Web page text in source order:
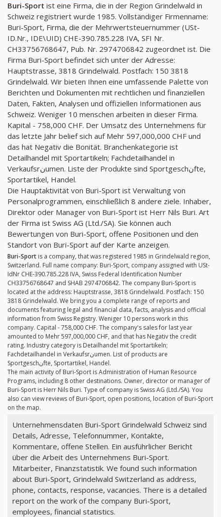
Buri-Sport ist eine Firma, die in der Region Grindelwald in
Schweiz registriert wurde 1985. Vollständiger Firmenname:
Buri-Sport, Firma, die der Mehrwertsteuernummer (USt-
ID.Nr., IDE\UID) CHE-390.785.228 IVA, SFI Nr.
CH33756768647, Pub. Nr. 2974706842 zugeordnet ist. Die
Firma Buri-Sport befindet sich unter der Adresse:
Hauptstrasse, 3818 Grindelwald. Postfach: 150 3818
Grindelwald. Wir bieten Ihnen eine umfassende Palette von
Berichten und Dokumenten mit rechtlichen und finanziellen
Daten, Fakten, Analysen und offiziellen Informationen aus
Schweiz. Weniger 10 menschen arbeiten in dieser Firma.
Kapital - 758,000 CHF. Der Umsatz des Unternehmens für
das letzte Jahr belief sich auf Mehr 597,000,000 CHF und
das hat Negativ die Bonität. Branchenkategorie ist
Detailhandel mit Sportartikeln; Fachdetailhandel in
Verkaufsrنumen. Liste der Produkte sind Sportgeschنfte,
Sportartikel, Handel.
Die Hauptaktivität von Buri-Sport ist Verwaltung von
Personalprogrammen, einschließlich 8 andere ziele. Inhaber,
Direktor oder Manager von Buri-Sport ist Herr Nils Buri. Art
der Firma ist Swiss AG (Ltd./SA). Sie können auch
Bewertungen von Buri-Sport, offene Positionen und den
Standort von Buri-Sport auf der Karte anzeigen.
Buri-Sport is a company, that was registered 1985 in Grindelwald region,
Switzerland. Full name company: Buri-Sport, company assigned with USt-
IdNr CHE-390.785.228 IVA, Swiss Federal Identification Number
CH33756768647 and SHAB 2974706842. The company Buri-Sport is
located at the address: Hauptstrasse, 3818 Grindelwald. Postfach: 150
3818 Grindelwald. We bring you a complete range of reports and
documents featuring legal and financial data, facts, analysis and official
information from Swiss Registry. Weniger 10 persons work in this
company. Capital - 758,000 CHF. The company's sales for last year
amounted to Mehr 597,000,000 CHF, and that has Negativ the credit
rating. Industry category is Detailhandel mit Sportartikeln;
Fachdetailhandel in Verkaufsrنumen. List of products are
Sportgeschنfte, Sportartikel, Handel.
The main activity of Buri-Sport is Administration of Human Resource
Programs, including 8 other destinations. Owner, director or manager of
Buri-Sport is Herr Nils Buri. Type of company is Swiss AG (Ltd./SA). You
also can view reviews of Buri-Sport, open positions, location of Buri-Sport
on the map.
Unternehmensdaten Buri-Sport Grindelwald Schweiz sind
Details, Adresse, Telefonnummer, Kontakte,
Kommentare, offene Stellen. Ein ausführlicher Bericht
über die Arbeit des Unternehmens Buri-Sport.
Mitarbeiter, Finanzstatistik. We found such information
about Buri-Sport, Grindelwald Switzerland as address,
phone, contacts, response, vacancies. There is a detailed
report on the work of the company Buri-Sport,
employees, financial statistics.